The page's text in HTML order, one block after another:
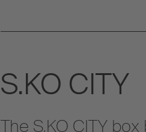
S.KO CITY
The S.KO CITY